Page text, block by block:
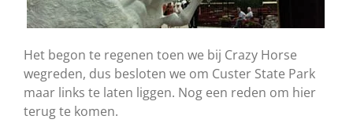
Het begon te regenen toen we bij Crazy Horse
wegreden, dus besloten we om Custer State Park
maar links te laten liggen. Nog een reden om hier
terug te komen.